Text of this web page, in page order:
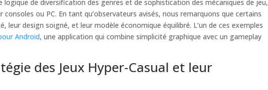
logique de diversification des genres et de sophistication des mécaniques de jeu,
ou PC. En tant qu’observateurs avisés, nous remarquons que certains
leur design soigné, et leur modèle économique équilibré. L’un de ces exemples
Android, une application qui combine simplicité graphique avec un gameplay
des Jeux Hyper-Casual et leur